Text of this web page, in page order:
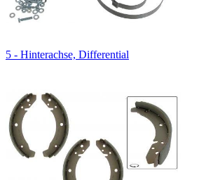
5 - Hinterachse, Differential